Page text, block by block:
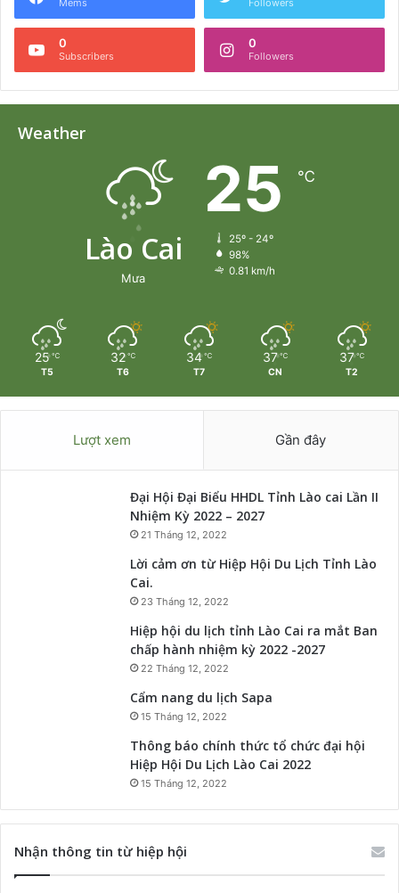
0
Subscribers
0
Followers
Weather
Lào Cai
Mưa
25 ℃
25º - 24º
98%
0.81 km/h
25 ℃
T5
32 ℃
T6
34 ℃
T7
37 ℃
CN
37 ℃
T2
Lượt xem Gần đây
Đại Hội Đại Biểu HHDL Tỉnh Lào cai Lần II
Nhiệm Kỳ 2022 – 2027
21 Tháng 12, 2022
Lời cảm ơn từ Hiệp Hội Du Lịch Tỉnh Lào
Cai.
23 Tháng 12, 2022
Hiệp hội du lịch tỉnh Lào Cai ra mắt Ban
chấp hành nhiệm kỳ 2022 -2027
22 Tháng 12, 2022
Cẩm nang du lịch Sapa
15 Tháng 12, 2022
Thông báo chính thức tổ chức đại hội
Hiệp Hội Du Lịch Lào Cai 2022
15 Tháng 12, 2022
Nhận thông tin từ hiệp hội